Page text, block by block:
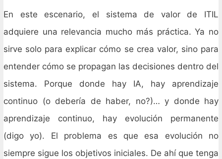
En este escenario, el sistema de valor de ITIL
adquiere una relevancia mucho más práctica. Ya no
sirve solo para explicar cómo se crea valor, sino para
entender cómo se propagan las decisiones dentro del
sistema. Porque donde hay IA, hay aprendizaje
continuo (o debería de haber, no?)… y donde hay
aprendizaje continuo, hay evolución permanente
(digo yo). El problema es que esa evolución no
siempre sigue los objetivos iniciales. De ahí que tenga